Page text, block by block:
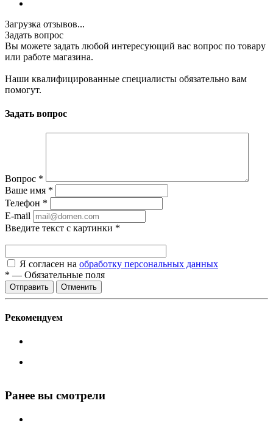
Загрузка отзывов...
Задать вопрос
Вы можете задать любой интересующий вас вопрос по товару
или работе магазина.
Наши квалифицированные специалисты обязательно вам
помогут.
Задать вопрос
Вопрос *
Ваше имя *
Телефон *
E-mail
Введите текст с картинки *
Я согласен на обработку персональных данных
* — Обязательные поля
Отменить
Рекомендуем
Ранее вы смотрели